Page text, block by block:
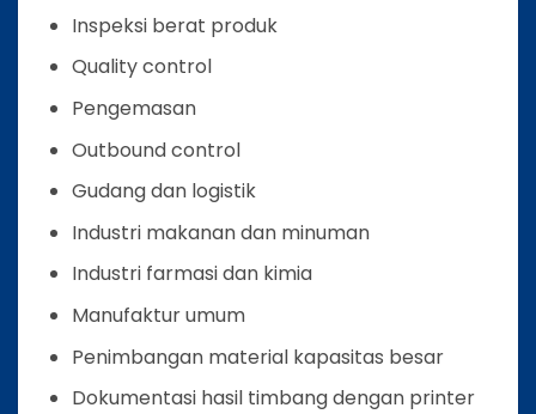
Inspeksi berat produk
Quality control
Pengemasan
Outbound control
Gudang dan logistik
Industri makanan dan minuman
Industri farmasi dan kimia
Manufaktur umum
Penimbangan material kapasitas besar
Dokumentasi hasil timbang dengan printer